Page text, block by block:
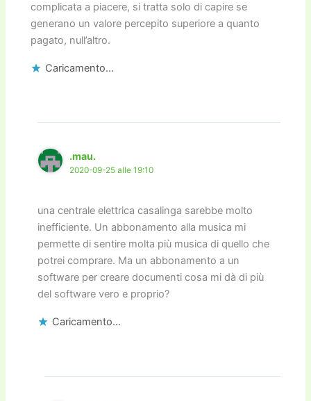
complicata a piacere, si tratta solo di capire se
generano un valore percepito superiore a quanto
pagato, null’altro.
Caricamento...
.mau.
2020-09-25 alle 19:10
una centrale elettrica casalinga sarebbe molto
inefficiente. Un abbonamento alla musica mi
permette di sentire molta più musica di quello che
potrei comprare. Ma un abbonamento a un
software per creare documenti cosa mi dà di più
del software vero e proprio?
Caricamento...